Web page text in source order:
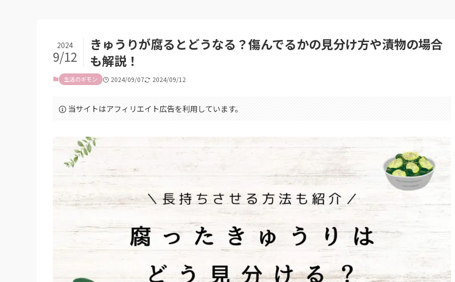
きゅうりが腐るとどうなる？傷んでるかの見分け方や漬物の場合
も解説！
2024
9/12
生活のギモン 2024/09/07 2024/09/12
当サイトはアフィリエイト広告を利用しています。